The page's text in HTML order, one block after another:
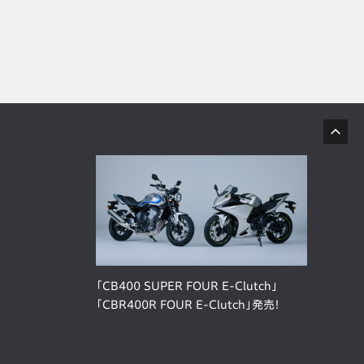
「CB400 SUPER FOUR E-Clutch」
「CBR400R FOUR E-Clutch」発売！